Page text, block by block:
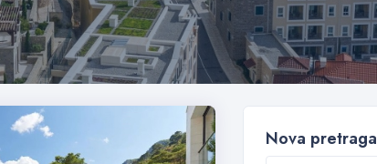
Nova pretraga